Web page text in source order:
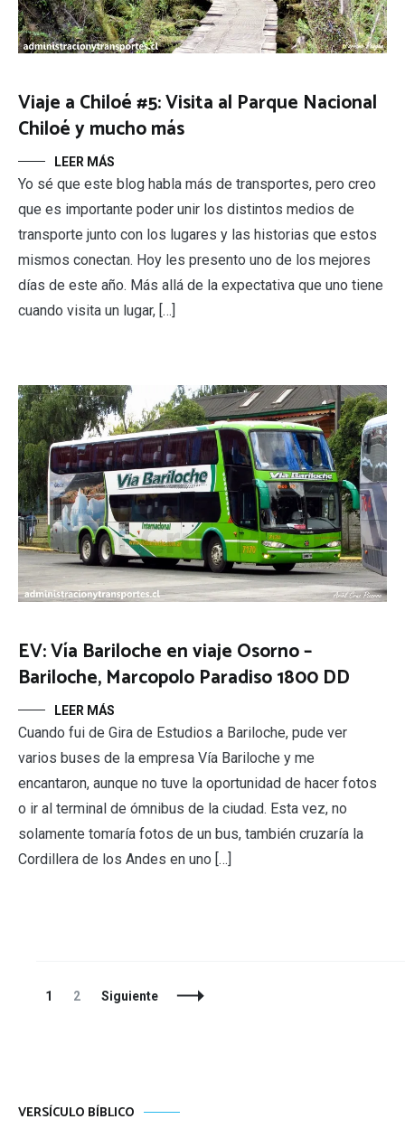
Viaje a Chiloé #5: Visita al Parque Nacional
Chiloé y mucho más
LEER MÁS
Yo sé que este blog habla más de transportes, pero creo
que es importante poder unir los distintos medios de
transporte junto con los lugares y las historias que estos
mismos conectan. Hoy les presento uno de los mejores
días de este año. Más allá de la expectativa que uno tiene
cuando visita un lugar, […]
EV: Vía Bariloche en viaje Osorno –
Bariloche, Marcopolo Paradiso 1800 DD
LEER MÁS
Cuando fui de Gira de Estudios a Bariloche, pude ver
varios buses de la empresa Vía Bariloche y me
encantaron, aunque no tuve la oportunidad de hacer fotos
o ir al terminal de ómnibus de la ciudad. Esta vez, no
solamente tomaría fotos de un bus, también cruzaría la
Cordillera de los Andes en uno […]
Navegación
Página
1 Página
2 Siguiente
VERSÍCULO BÍBLICO